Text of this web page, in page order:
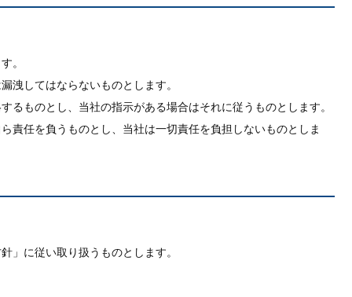
。
洩してはならないものとします。
ものとし、当社の指示がある場合はそれに従うものとします。
責任を負うものとし、当社は一切責任を負担しないものとしま
」に従い取り扱うものとします。